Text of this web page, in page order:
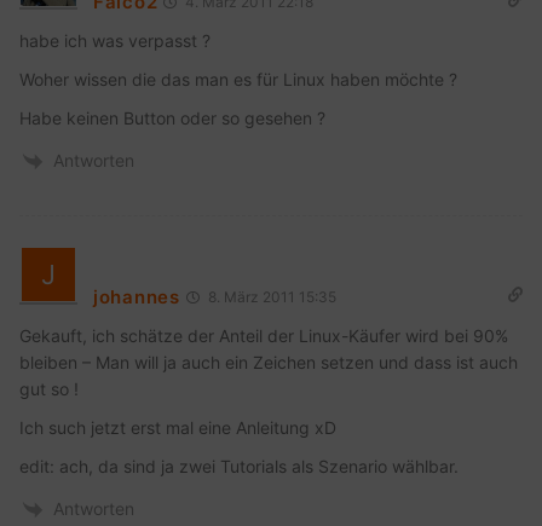
habe ich was verpasst ?
Woher wissen die das man es für Linux haben möchte ?
Habe keinen Button oder so gesehen ?
Antworten
johannes 8. März 2011 15:35
Gekauft, ich schätze der Anteil der Linux-Käufer wird bei 90%
bleiben – Man will ja auch ein Zeichen setzen und dass ist auch
gut so !
Ich such jetzt erst mal eine Anleitung xD
edit: ach, da sind ja zwei Tutorials als Szenario wählbar.
Antworten